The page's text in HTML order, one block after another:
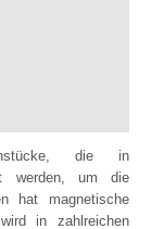
die in
werden, um die
hat magnetische
in zahlreichen